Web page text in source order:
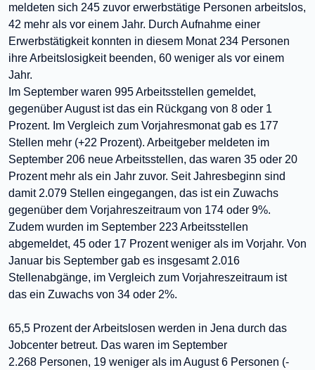
meldeten sich 245 zuvor erwerbstätige Personen arbeitslos,
42 mehr als vor einem Jahr. Durch Aufnahme einer
Erwerbstätigkeit konnten in diesem Monat 234 Personen
ihre Arbeitslosigkeit beenden, 60 weniger als vor einem
Jahr.
Im September waren 995 Arbeitsstellen gemeldet,
gegenüber August ist das ein Rückgang von 8 oder 1
Prozent. Im Vergleich zum Vorjahresmonat gab es 177
Stellen mehr (+22 Prozent). Arbeitgeber meldeten im
September 206 neue Arbeitsstellen, das waren 35 oder 20
Prozent mehr als ein Jahr zuvor. Seit Jahresbeginn sind
damit 2.079 Stellen eingegangen, das ist ein Zuwachs
gegenüber dem Vorjahreszeitraum von 174 oder 9%.
Zudem wurden im September 223 Arbeitsstellen
abgemeldet, 45 oder 17 Prozent weniger als im Vorjahr. Von
Januar bis September gab es insgesamt 2.016
Stellenabgänge, im Vergleich zum Vorjahreszeitraum ist
das ein Zuwachs von 34 oder 2%.
65,5 Prozent der Arbeitslosen werden in Jena durch das
Jobcenter betreut. Das waren im September
2.268 Personen, 19 weniger als im August 6 Personen (-